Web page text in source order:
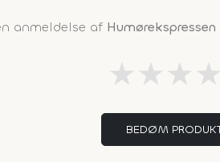
anmeldelse af
★★★★
BEDØM